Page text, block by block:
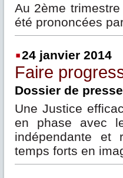
Au 2ème
été prononcées
24 janvier 2014
Faire
Dossier de presse
Une Justice
en phase avec
indépendante et
temps forts en